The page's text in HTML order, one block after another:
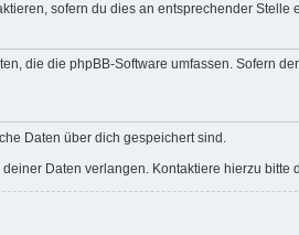
sofern du dies an entsprechender Stelle
die die phpBB-Software umfassen. Sofern
Daten über dich gespeichert sind.
Daten verlangen. Kontaktiere hierzu bitte